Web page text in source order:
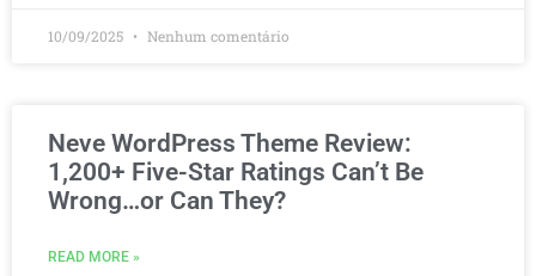
10/09/2025 Nenhum comentário
Neve WordPress Theme Review:
1,200+ Five-Star Ratings Can’t Be
Wrong…or Can They?
READ MORE »